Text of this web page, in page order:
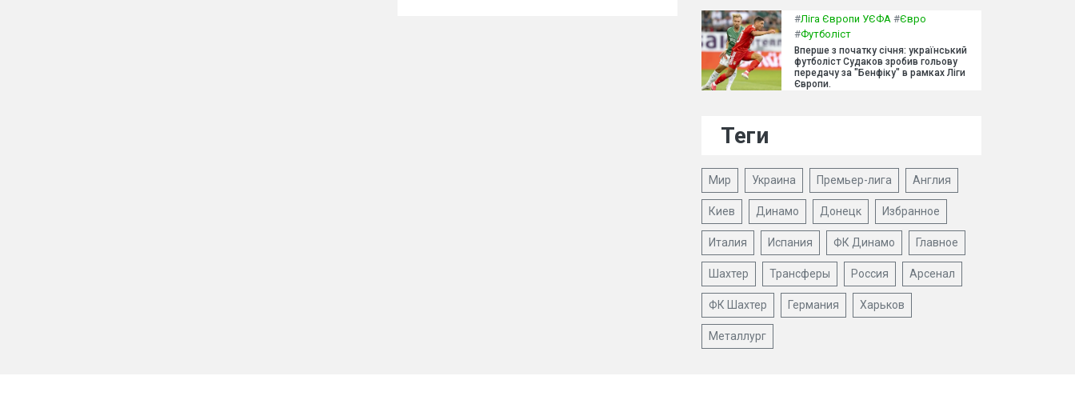
#Ліга Європи УЄФА #Євро
#Футболіст
Вперше з початку січня: український
футболіст Судаков зробив гольову
передачу за "Бенфіку" в рамках Ліги
Європи.
Теги
Мир Украина Премьер-лига Англия
Киев Динамо Донецк Избранное
Италия Испания ФК Динамо Главное
Шахтер Трансферы Россия Арсенал
ФК Шахтер Германия Харьков
Металлург